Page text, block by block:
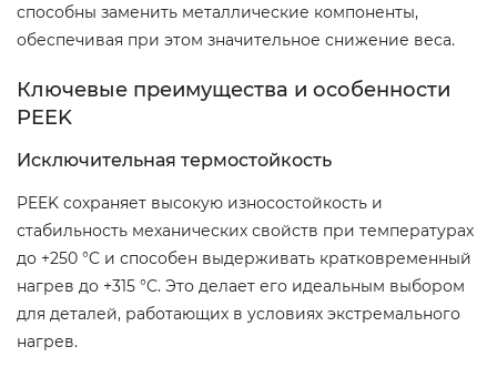
способны заменить металлические компоненты,
обеспечивая при этом значительное снижение веса.
Ключевые преимущества и особенности
PEEK
Исключительная термостойкость
PEEK сохраняет высокую износостойкость и
стабильность механических свойств при температурах
до +250 °C и способен выдерживать кратковременный
нагрев до +315 °C. Это делает его идеальным выбором
для деталей, работающих в условиях экстремального
нагрев.